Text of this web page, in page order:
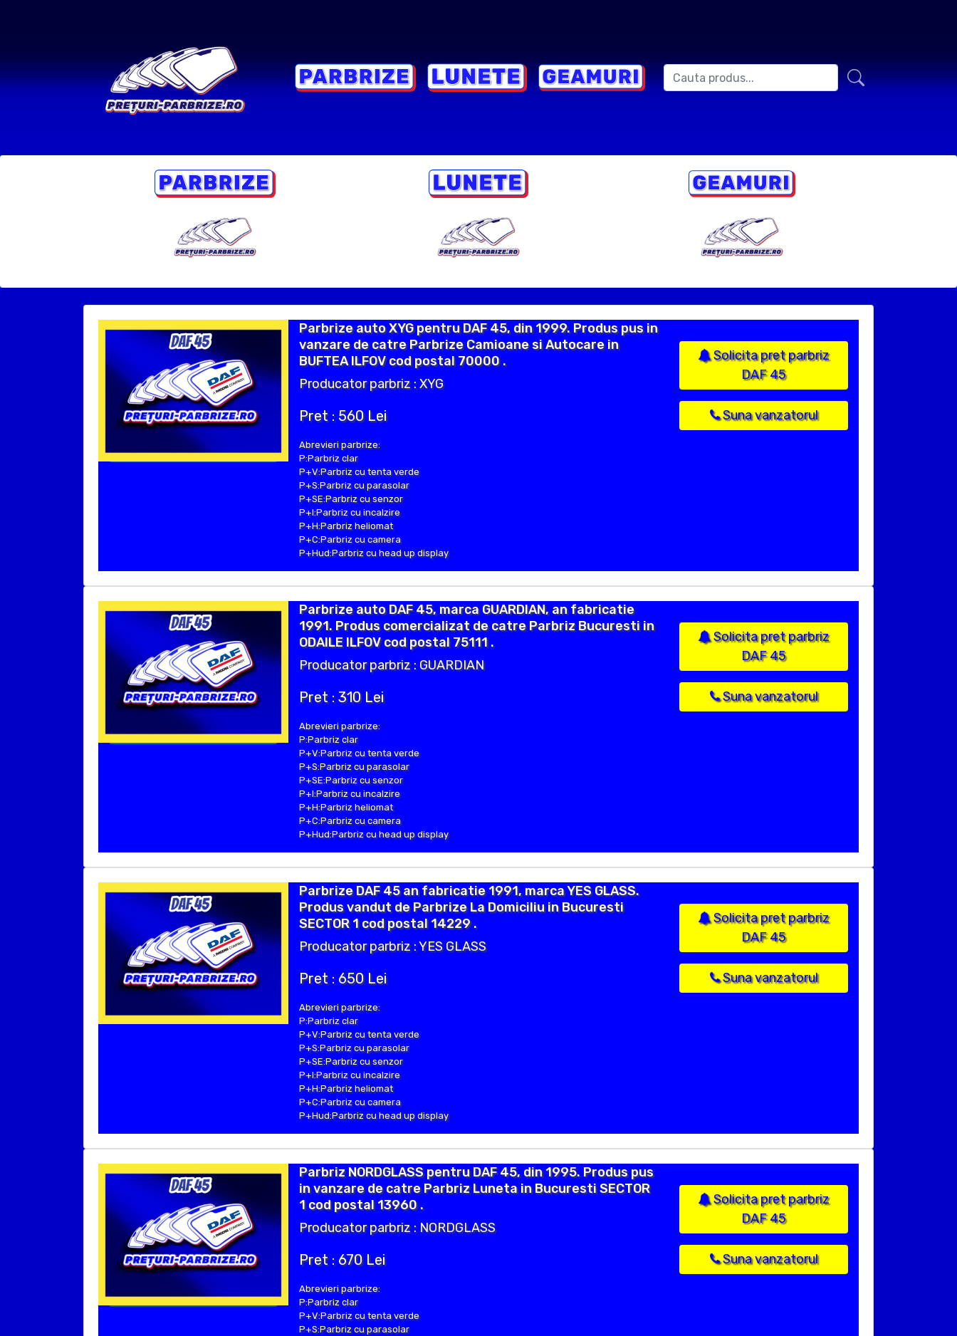
Parbrize auto XYG pentru DAF 45, din 1999. Produs pus in
vanzare de catre Parbrize Camioane si Autocare in
BUFTEA ILFOV cod postal 70000 .
Producator parbriz : XYG
Pret : 560 Lei
Abrevieri parbrize:
P:Parbriz clar
P+V:Parbriz cu tenta verde
P+S:Parbriz cu parasolar
P+SE:Parbriz cu senzor
P+I:Parbriz cu incalzire
P+H:Parbriz heliomat
P+C:Parbriz cu camera
P+Hud:Parbriz cu head up display
Solicita pret parbriz
DAF 45
Suna vanzatorul
Parbrize auto DAF 45, marca GUARDIAN, an fabricatie
1991. Produs comercializat de catre Parbriz Bucuresti in
ODAILE ILFOV cod postal 75111 .
Producator parbriz : GUARDIAN
Pret : 310 Lei
Abrevieri parbrize:
P:Parbriz clar
P+V:Parbriz cu tenta verde
P+S:Parbriz cu parasolar
P+SE:Parbriz cu senzor
P+I:Parbriz cu incalzire
P+H:Parbriz heliomat
P+C:Parbriz cu camera
P+Hud:Parbriz cu head up display
Solicita pret parbriz
DAF 45
Suna vanzatorul
Parbrize DAF 45 an fabricatie 1991, marca YES GLASS.
Produs vandut de Parbrize La Domiciliu in Bucuresti
SECTOR 1 cod postal 14229 .
Producator parbriz : YES GLASS
Pret : 650 Lei
Abrevieri parbrize:
P:Parbriz clar
P+V:Parbriz cu tenta verde
P+S:Parbriz cu parasolar
P+SE:Parbriz cu senzor
P+I:Parbriz cu incalzire
P+H:Parbriz heliomat
P+C:Parbriz cu camera
P+Hud:Parbriz cu head up display
Solicita pret parbriz
DAF 45
Suna vanzatorul
Parbriz NORDGLASS pentru DAF 45, din 1995. Produs pus
in vanzare de catre Parbriz Luneta in Bucuresti SECTOR
1 cod postal 13960 .
Producator parbriz : NORDGLASS
Pret : 670 Lei
Abrevieri parbrize:
P:Parbriz clar
P+V:Parbriz cu tenta verde
P+S:Parbriz cu parasolar
Solicita pret parbriz
DAF 45
Suna vanzatorul